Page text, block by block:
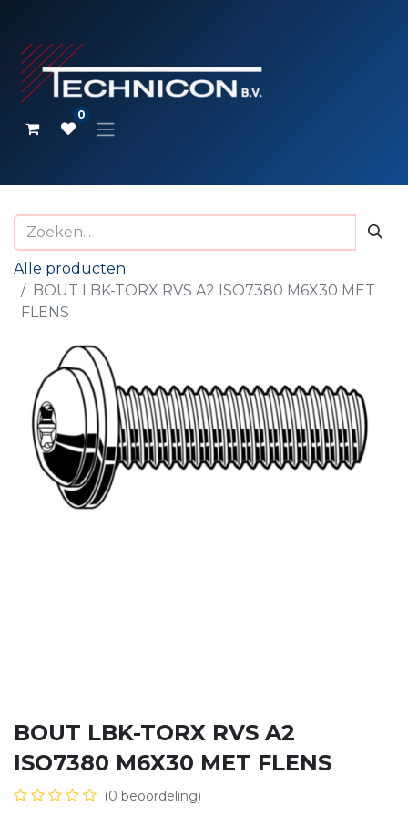
0
Alle producten
BOUT LBK-TORX RVS A2 ISO7380 M6X30 MET
FLENS
BOUT LBK-TORX RVS A2
ISO7380 M6X30 MET FLENS
(0 beoordeling)